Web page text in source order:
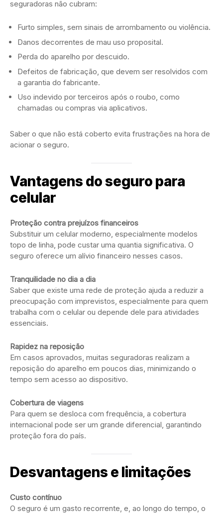
seguradoras não cubram:
Furto simples, sem sinais de arrombamento ou violência.
Danos decorrentes de mau uso proposital.
Perda do aparelho por descuido.
Defeitos de fabricação, que devem ser resolvidos com
a garantia do fabricante.
Uso indevido por terceiros após o roubo, como
chamadas ou compras via aplicativos.
Saber o que não está coberto evita frustrações na hora de
acionar o seguro.
Vantagens do seguro para
celular
Proteção contra prejuízos financeiros
Substituir um celular moderno, especialmente modelos
topo de linha, pode custar uma quantia significativa. O
seguro oferece um alívio financeiro nesses casos.
Tranquilidade no dia a dia
Saber que existe uma rede de proteção ajuda a reduzir a
preocupação com imprevistos, especialmente para quem
trabalha com o celular ou depende dele para atividades
essenciais.
Rapidez na reposição
Em casos aprovados, muitas seguradoras realizam a
reposição do aparelho em poucos dias, minimizando o
tempo sem acesso ao dispositivo.
Cobertura de viagens
Para quem se desloca com frequência, a cobertura
internacional pode ser um grande diferencial, garantindo
proteção fora do país.
Desvantagens e limitações
Custo contínuo
O seguro é um gasto recorrente, e, ao longo do tempo, o